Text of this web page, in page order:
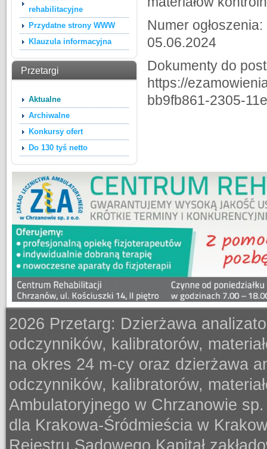
rehabilitacyjne
Przydatne strony WWW
Klauzula informacyjna
Przetargi
Aktualne
Archiwalne
Konkursy ofert
Do 130 tyś netto
Numer
05.06.2024
Dokumenty do
https://
bb9fb861-2305-
2026 Przetarg: Dzierżawa
odczynników, kalibratorów,
na okres 24 m-cy oraz dzierżawa
odczynników, kalibratorów,
Ambulatoryjnego w Chrzanowie
dla Krakowa-Śródmieścia w
Rejestru Sądowego Kapitał